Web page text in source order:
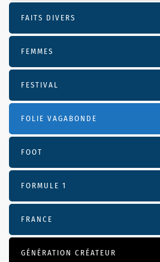
FAITS DIVERS
FEMMES
FESTIVAL
FOLIE VAGABONDE
FOOT
FORMULE 1
FRANCE
GÉNÉRATION CRÉATEUR